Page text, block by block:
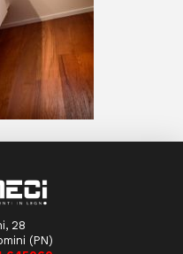
28
(PN)